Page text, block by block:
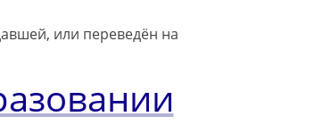
или переведён на